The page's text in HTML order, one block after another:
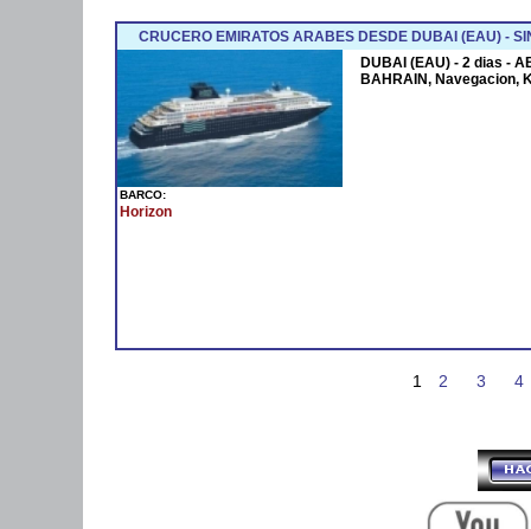
CRUCERO EMIRATOS ARABES DESDE DUBAI (EAU) -
BARCO:
Horizon
DUBAI (EAU) - 2 dias -
BAHRAIN, Navegacion,
1 2 3 4